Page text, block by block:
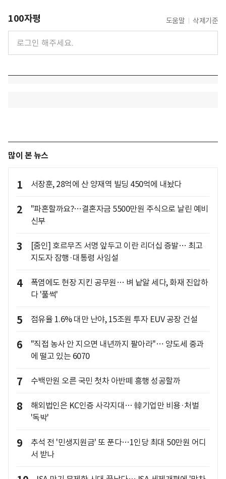
100자평 도움말 삭제기준
많이 본 뉴스
1 서장훈, 28억에 산 양재역 빌딩 450억에 내놨다
2
"파혼할까요?…결혼자금 5500만원 주식으로 날린 예비
신부
3
[줌인] 호르무즈 서명 앞두고 이란 리더십 증발… 최고
지도자 잠행·대통령 사임설
4
폭염에도 현장 지킨 공무원… 벼 낱알 세다, 화재 진압하
다 '풀썩'
5 점유율 1.6% 대만 난야, 15조원 투자 EUV 공장 건설
6
"직접 농사 안 지으면 내년까지 팔아라"… 양도세 중과
에 떨고 있는 6070
7 수백만원 오른 국민 첫차 아반떼 흥행 성공할까
8
해외법인은 KC인증 사각지대… 韓기업만 비용·처벌
'독박'
9
추석 전 '민생지원금' 또 푼다…1인당 최대 50만원 어디
서 받나